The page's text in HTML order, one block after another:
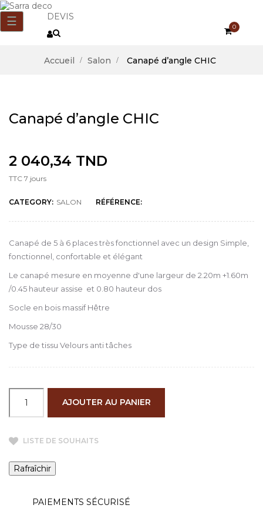
Basculer
navigation
☰ DEVIS
0
Accueil Salon Canapé d’angle CHIC
Canapé d’angle CHIC
2 040,34 TND
TTC 7 jours
CATEGORY: SALON RÉFÉRENCE:
Canapé de 5 à 6 places très fonctionnel avec un design Simple,
fonctionnel, confortable et élégant
Le canapé mesure en moyenne d'une largeur de 2.20m +1.60m
/0.45 hauteur assise et 0.80 hauteur dos
Socle en bois massif Hêtre
Mousse 28/30
Type de tissu Velours anti tâches
AJOUTER AU PANIER
LISTE DE SOUHAITS
PAIEMENTS SÉCURISÉ